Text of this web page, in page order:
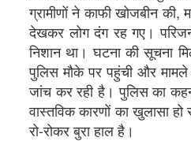
ग्रामीणों ने काफी खोजबीन
देखकर लोग दंग रह गए।
निशान था। घटना की सूचना
पुलिस मौके पर पहुंची और
जांच कर रही है। पुलिस का
वास्तविक कारणों का खुलासा
रो-रोकर बुरा हाल है।